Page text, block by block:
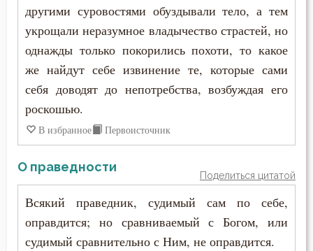
Печаль
Плоть
Подвиг
Подвижничество
Подготовка к смерти
Познание себя
Покаяние
Феофилакт Болгарский
Филарет Московский (Дроздов)
Филофей Синайский
другими суровостями обуздывали тело, а тем
укрощали неразумное владычество страстей, но
однажды только покорились похоти, то какое
же найдут себе извинение те, которые сами
себя доводят до непотребства, возбуждая его
роскошью.
В избранное Первоисточник
О праведности
Поделиться цитатой
Всякий праведник, судимый сам по себе,
оправдится; но сравниваемый с Богом, или
судимый сравнительно с Ним, не оправдится.